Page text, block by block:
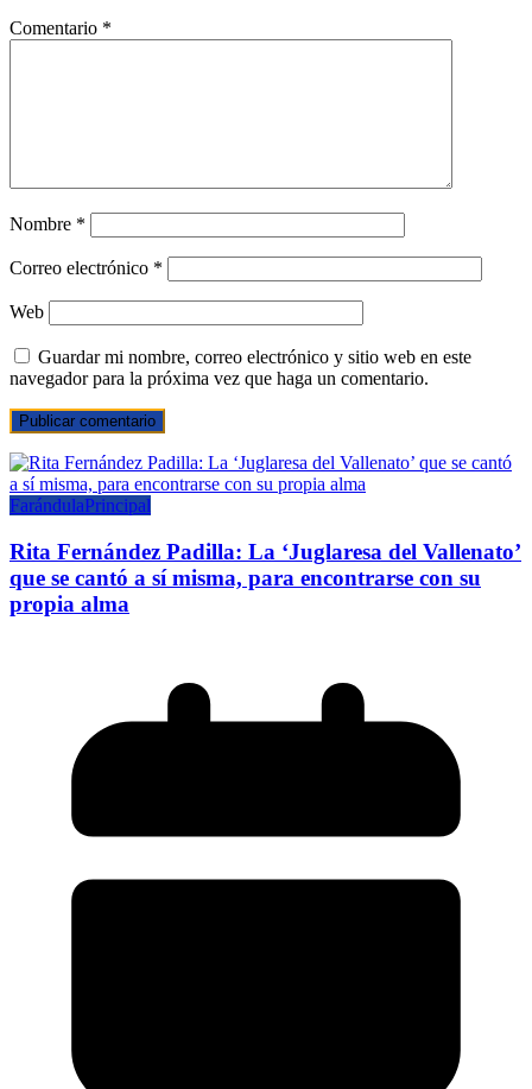
Comentario *
Nombre *
Correo electrónico *
Web
Guardar mi nombre, correo electrónico y sitio web en este
navegador para la próxima vez que haga un comentario.
FarándulaPrincipal
Rita Fernández Padilla: La ‘Juglaresa del Vallenato’
que se cantó a sí misma, para encontrarse con su
propia alma